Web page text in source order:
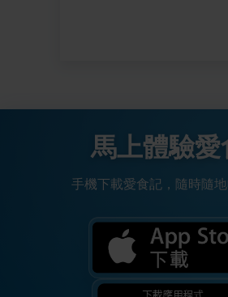
馬上體驗愛
手機下載愛食記，隨時隨地